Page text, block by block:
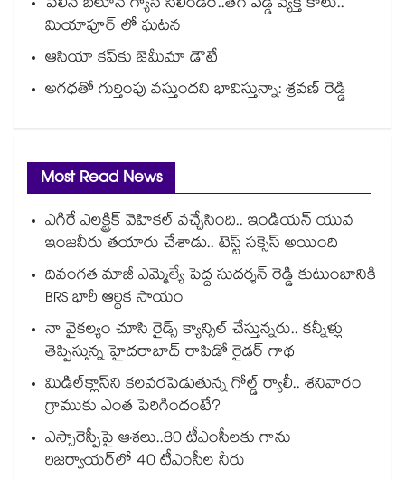
మియాపూర్ లో ఘటన
ఆసియా కప్‌‌కు జెమీమా డౌటే
అగధతో గుర్తింపు వస్తుందని భావిస్తున్నా: శ్రవణ్ రెడ్డి
Most Read News
ఎగిరే ఎలక్ట్రిక్ వెహికల్ వచ్చేసింది.. ఇండియన్ యువ
ఇంజనీరు తయారు చేశాడు.. టెస్ట్ సక్సెస్ అయింది
దివంగత మాజీ ఎమ్మెల్యే పెద్ద సుదర్శన్ రెడ్డి కుటుంబానికి
BRS భారీ ఆర్థిక సాయం
నా వైకల్యం చూసి రైడ్స్ క్యాన్సిల్ చేస్తున్నరు.. కన్నీళ్లు
తెప్పిస్తున్న హైదరాబాద్ రాపిడో రైడర్ గాథ
మిడిల్‌క్లాస్‌ని కలవరపెడుతున్న గోల్డ్ ర్యాలీ.. శనివారం
గ్రాముకు ఎంత పెరిగిందంటే?
ఎస్సారెస్పీపై ఆశలు..80 టీఎంసీలకు గాను
రిజర్వాయర్‌‌‌‌‌‌‌‌‌‌‌‌‌‌‌‌లో 40 టీఎంసీల నీరు